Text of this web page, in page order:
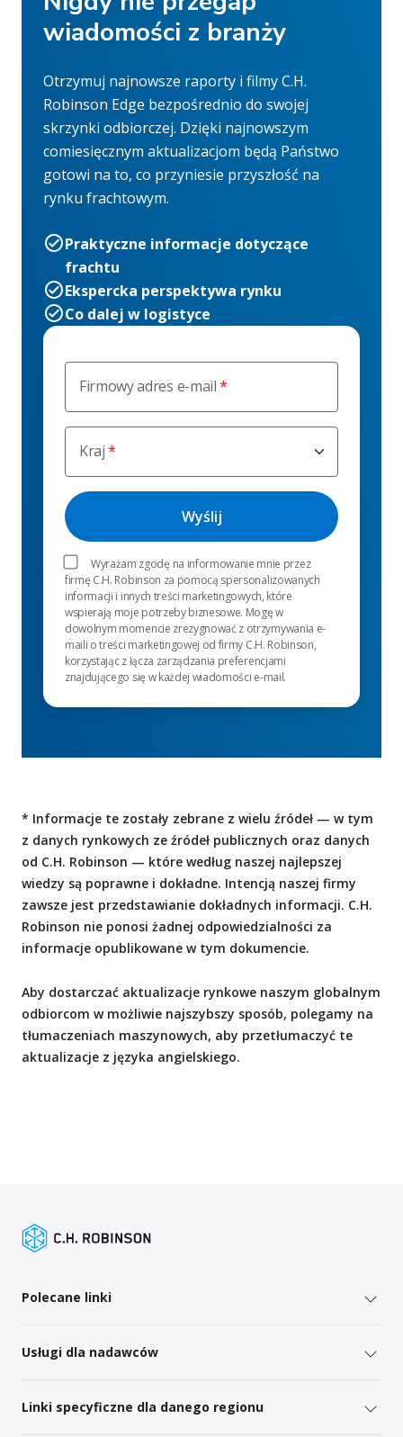
Firmowy adres e-mail
Kraj
Wyrażam zgodę na informowanie mnie przez
firmę C.H. Robinson za pomocą spersonalizowanych
informacji i innych treści marketingowych, które
wspierają moje potrzeby biznesowe. Mogę w
dowolnym momencie zrezygnować z otrzymywania e-
maili o treści marketingowej od firmy C.H. Robinson,
korzystając z łącza zarządzania preferencjami
znajdującego się w każdej wiadomości e-mail.
wiadomości z branży
Otrzymuj najnowsze raporty i filmy C.H.
Robinson Edge bezpośrednio do swojej
skrzynki odbiorczej. Dzięki najnowszym
comiesięcznym aktualizacjom będą Państwo
gotowi na to, co przyniesie przyszłość na
rynku frachtowym.
Praktyczne informacje dotyczące
frachtu
Ekspercka perspektywa rynku
Co dalej w logistyce
* Informacje te zostały zebrane z wielu źródeł — w tym
z danych rynkowych ze źródeł publicznych oraz danych
od C.H. Robinson — które według naszej najlepszej
wiedzy są poprawne i dokładne. Intencją naszej firmy
zawsze jest przedstawianie dokładnych informacji. C.H.
Robinson nie ponosi żadnej odpowiedzialności za
informacje opublikowane w tym dokumencie.
Aby dostarczać aktualizacje rynkowe naszym globalnym
odbiorcom w możliwie najszybszy sposób, polegamy na
tłumaczeniach maszynowych, aby przetłumaczyć te
aktualizacje z języka angielskiego.
Polecane linki
Usługi dla nadawców
Linki specyficzne dla danego regionu